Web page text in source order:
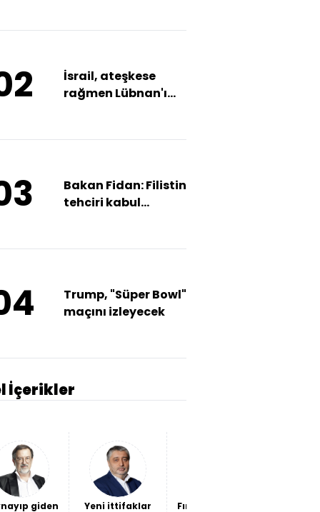
İçerikler
giden
Yeni ittifaklar
Fındığın sorunu
İsrail, ateşkese
rağmen Lübnan'ı
Bakan Fidan: Filistin
tehciri kabul
Trump, "Süper Bowl"
maçını izleyecek